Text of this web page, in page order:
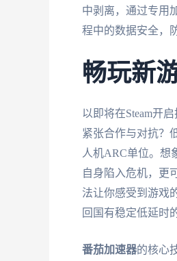
中剥离，通过专用
程中的数据安全，
畅玩新
以即将在Steam开
紧张合作与对抗？
人机ARC单位。想
自身陷入危机，更
法让你感受到游戏
回国有稳定低延时
番茄加速器的核心